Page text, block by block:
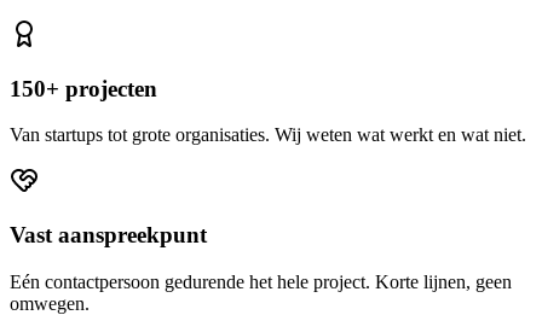
150+ projecten
Van startups tot grote organisaties. Wij weten wat werkt en wat niet.
Vast aanspreekpunt
Eén contactpersoon gedurende het hele project. Korte lijnen, geen
omwegen.